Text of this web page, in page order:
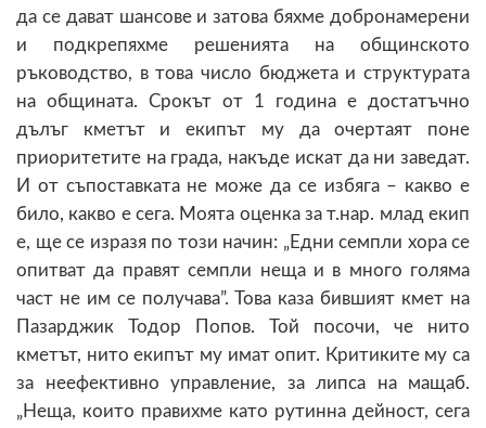
да се дават шансове и затова бяхме добронамерени
и подкрепяхме решенията на общинското
ръководство, в това число бюджета и структурата
на общината. Срокът от 1 година е достатъчно
дълъг кметът и екипът му да очертаят поне
приоритетите на града, накъде искат да ни заведат.
И от съпоставката не може да се избяга – какво е
било, какво е сега. Моята оценка за т.нар. млад екип
е, ще се изразя по този начин: „Едни семпли хора се
опитват да правят семпли неща и в много голяма
част не им се получава”. Това каза бившият кмет на
Пазарджик Тодор Попов. Той посочи, че нито
кметът, нито екипът му имат опит. Критиките му са
за неефективно управление, за липса на мащаб.
„Неща, които правихме като рутинна дейност, сега